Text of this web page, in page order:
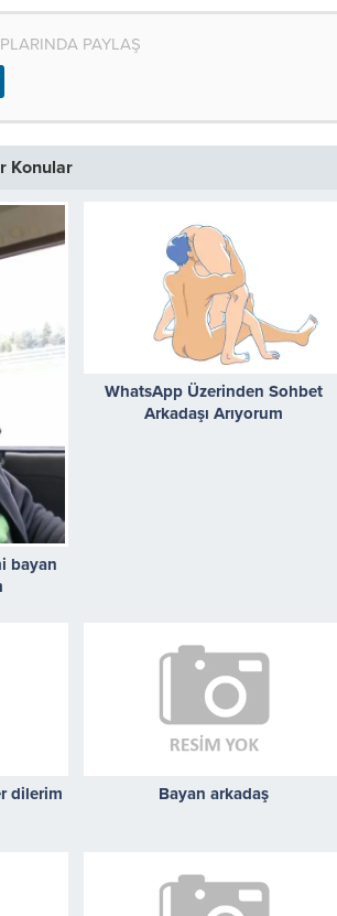
PAYLAŞ
Konular
bayan
WhatsApp Üzerinden Sohbet
Arkadaşı Arıyorum
dilerim Bayan arkadaş